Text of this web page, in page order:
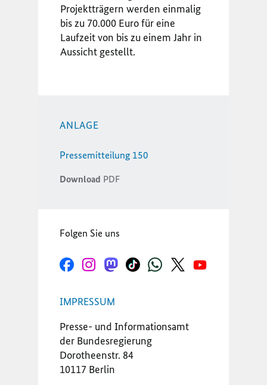
Projektträgern werden einmalig
bis zu 70.000 Euro für eine
Laufzeit von bis zu einem Jahr in
Aussicht gestellt.
ANLAGE
Pressemitteilung 150
Download PDF
Folgen Sie uns
IMPRESSUM
Presse- und Informationsamt
der Bundesregierung
Dorotheenstr. 84
10117 Berlin